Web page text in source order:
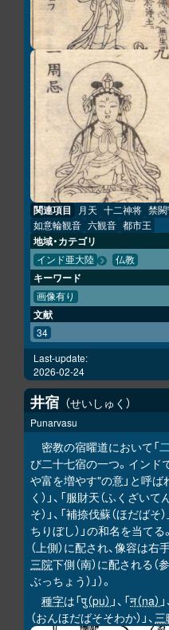
関連項目 月天 十二神将 禁
如意輪観音 六観音 都市王
地域・カテゴリ
インド亜大陸 仏教
キーワード
画像有り
文献
34
Last-update:
2026-02-24
井宿 せいしゅく
Punarvasu
密教の宿曜道において「
び二十七宿の一つ。インド
や富を増やす"の意」と呼ば
く）」、「服財天（ふくざい
そ）」、「補捺伐蘇（ほだば
ちりぼし）」の和名を当てる。
（上側）に配され、像容は右
三院下側（南）に配される（参
ぶっちょう）」）。
種字は「पु（pu） 」、「न（na）
（おんほだばそそわか）」、三